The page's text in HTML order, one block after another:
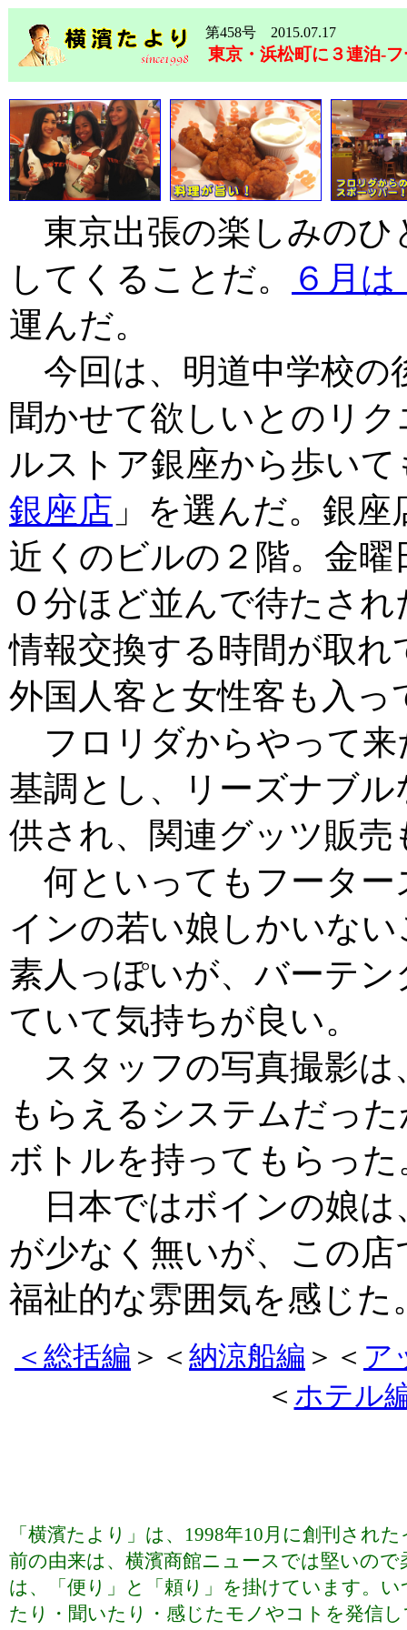
第458号 2015.07.17
東京・浜松町に３連泊-
東京出張の楽しみのひ
してくることだ。
６月
運んだ。
今回は、明道中学校の
聞かせて欲しいとのリ
ルストア銀座から歩い
銀座店 」を選んだ。銀
近くのビルの２階。金
０分ほど並んで待たされ
情報交換する時間が取
外国人客と女性客も入っ
フロリダからやって来
基調とし、リーズナブ
供され、関連グッツ販
何といってもフーター
インの若い娘しかいな
素人っぽいが、バーテ
ていて気持ちが良い。
スタッフの写真撮影は
もらえるシステムだっ
ボトルを持ってもらった
日本ではボインの娘は
が少なく無いが、この
福祉的な雰囲気を感じた
＜総括編 ＞＜ 納涼船編 ＞＜ ア
＜ ホテル
「横濱たより」は、1998年10月に創刊され
前の由来は、横濱商館ニュースでは堅いの
は、「便り」と「頼り」を掛けています。
たり・聞いたり・感じたモノやコトを発信